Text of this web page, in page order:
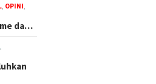
, OPINI,
da…
,